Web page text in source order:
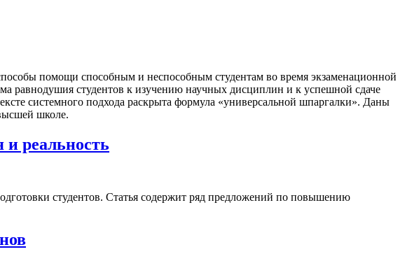
помощи способным и неспособным студентам во время экзаменационной
равнодушия студентов к изучению научных дисциплин и к успешной сдаче
системного подхода раскрыта формула «универсальной шпаргалки». Даны
школе.
реальность
студентов. Статья содержит ряд предложений по повышению